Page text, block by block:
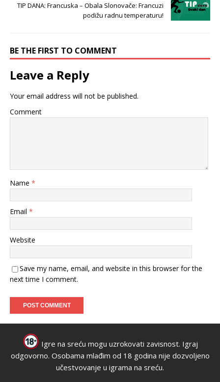
TIP DANA: Francuska – Obala Slonovače: Francuzi
podižu radnu temperaturu!
BE THE FIRST TO COMMENT
Leave a Reply
Your email address will not be published.
Comment
Name *
Email *
Website
Save my name, email, and website in this browser for the
next time I comment.
Igre na sreću mogu uzrokovati zavisnost. Igraj
odgovorno. Osobama mlađim od 18 godina nije dozvoljeno
učestvovanje u igrama na sreću.